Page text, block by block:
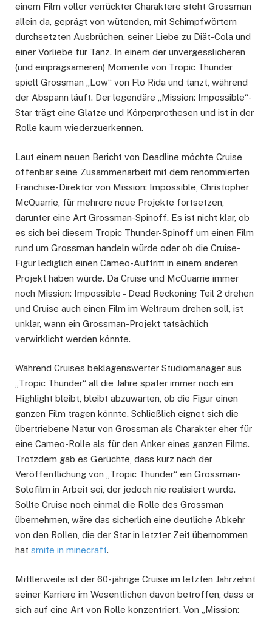
einem Film voller verrückter Charaktere steht Grossman
allein da, geprägt von wütenden, mit Schimpfwörtern
durchsetzten Ausbrüchen, seiner Liebe zu Diät-Cola und
einer Vorliebe für Tanz. In einem der unvergesslicheren
(und einprägsameren) Momente von Tropic Thunder
spielt Grossman „Low“ von Flo Rida und tanzt, während
der Abspann läuft. Der legendäre „Mission: Impossible“-
Star trägt eine Glatze und Körperprothesen und ist in der
Rolle kaum wiederzuerkennen.
Laut einem neuen Bericht von Deadline möchte Cruise
offenbar seine Zusammenarbeit mit dem renommierten
Franchise-Direktor von Mission: Impossible, Christopher
McQuarrie, für mehrere neue Projekte fortsetzen,
darunter eine Art Grossman-Spinoff. Es ist nicht klar, ob
es sich bei diesem Tropic Thunder-Spinoff um einen Film
rund um Grossman handeln würde oder ob die Cruise-
Figur lediglich einen Cameo-Auftritt in einem anderen
Projekt haben würde. Da Cruise und McQuarrie immer
noch Mission: Impossible – Dead Reckoning Teil 2 drehen
und Cruise auch einen Film im Weltraum drehen soll, ist
unklar, wann ein Grossman-Projekt tatsächlich
verwirklicht werden könnte.
Während Cruises beklagenswerter Studiomanager aus
„Tropic Thunder“ all die Jahre später immer noch ein
Highlight bleibt, bleibt abzuwarten, ob die Figur einen
ganzen Film tragen könnte. Schließlich eignet sich die
übertriebene Natur von Grossman als Charakter eher für
eine Cameo-Rolle als für den Anker eines ganzen Films.
Trotzdem gab es Gerüchte, dass kurz nach der
Veröffentlichung von „Tropic Thunder“ ein Grossman-
Solofilm in Arbeit sei, der jedoch nie realisiert wurde.
Sollte Cruise noch einmal die Rolle des Grossman
übernehmen, wäre das sicherlich eine deutliche Abkehr
von den Rollen, die der Star in letzter Zeit übernommen
hat smite in minecraft.
Mittlerweile ist der 60-jährige Cruise im letzten Jahrzehnt
seiner Karriere im Wesentlichen davon betroffen, dass er
sich auf eine Art von Rolle konzentriert. Von „Mission: